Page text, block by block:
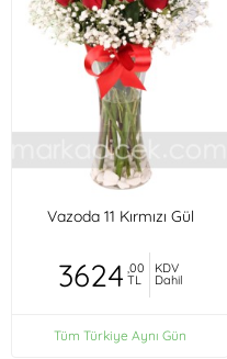
Vazoda 11 Kırmızı Gül
3624 ,00
TL
KDV
Dahil
Tüm Türkiye Aynı Gün